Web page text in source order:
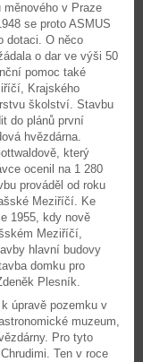
měnového v Praze
se proto ASMUS
dotaci. O něco
o dar ve výši 50
pomoc také
Krajského
školství. Stavbu
do plánů první
hvězdárna.
který
ocenil na 1 280
prováděl od roku
Meziříčí. Ke
1955, kdy nově
Meziříčí,
hlavní budovy
domku pro
Plesník.
úpravě pozemku v
muzeum,
Pro tyto
Ten v roce